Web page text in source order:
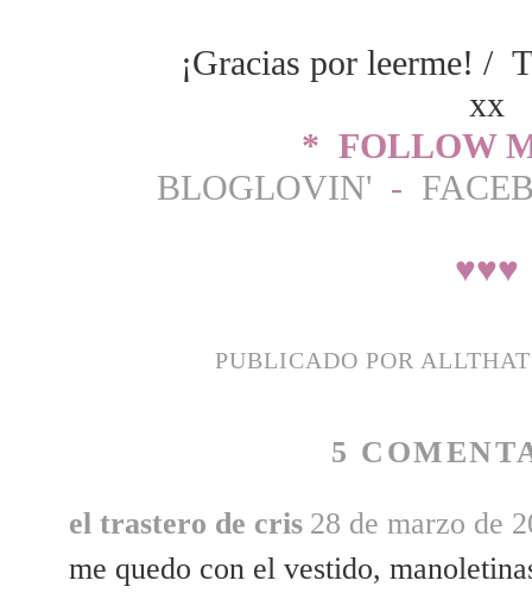
¡Gracias por leerme! /
xx
* FOLLOW
BLOGLOVIN' -
♥♥♥
PUBLICADO POR
5
el trastero de cris 28 de marzo de
me quedo con el vestido,